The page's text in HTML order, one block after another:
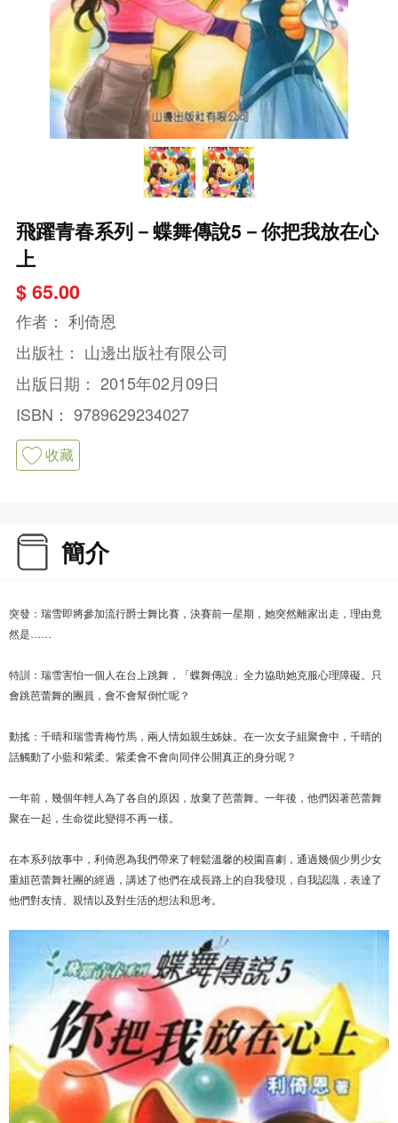
飛躍青春系列－蝶舞傳說5－你把我放在心
上
$ 65.00
作者： 利倚恩
出版社： 山邊出版社有限公司
出版日期： 2015年02月09日
ISBN： 9789629234027
收藏
簡介
突發：瑞雪即將參加流行爵士舞比賽，決賽前一星期，她突然離家出走，理由竟
然是……
特訓：瑞雪害怕一個人在台上跳舞，「蝶舞傳說」全力協助她克服心理障礙。只
會跳芭蕾舞的團員，會不會幫倒忙呢？
動搖：千晴和瑞雪青梅竹馬，兩人情如親生姊妹。在一次女子組聚會中，千晴的
話觸動了小藍和紫柔。紫柔會不會向同伴公開真正的身分呢？
一年前，幾個年輕人為了各自的原因，放棄了芭蕾舞。一年後，他們因著芭蕾舞
聚在一起，生命從此變得不再一樣。
在本系列故事中，利倚恩為我們帶來了輕鬆溫馨的校園喜劇，通過幾個少男少女
重組芭蕾舞社團的經過，講述了他們在成長路上的自我發現，自我認識，表達了
他們對友情、親情以及對生活的想法和思考。